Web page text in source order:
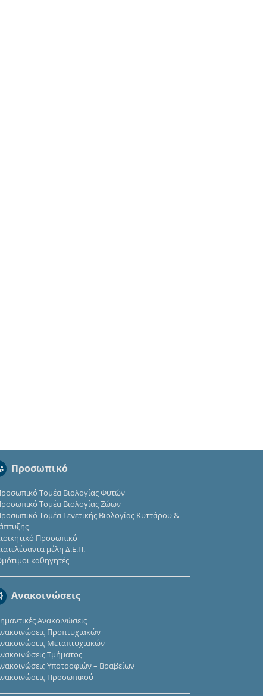
Προσωπικό
Τομέα Βιολογίας Φυτών
Τομέα Βιολογίας Ζώων
Τομέα Γενετικής Βιολογίας Κυττάρου &
Προσωπικό
μέλη Δ.Ε.Π.
καθηγητές
Ανακοινώσεις
Ανακοινώσεις
Προπτυχιακών
Μεταπτυχιακών
Τμήματος
Υποτροφιών – Βραβείων
Προσωπικού